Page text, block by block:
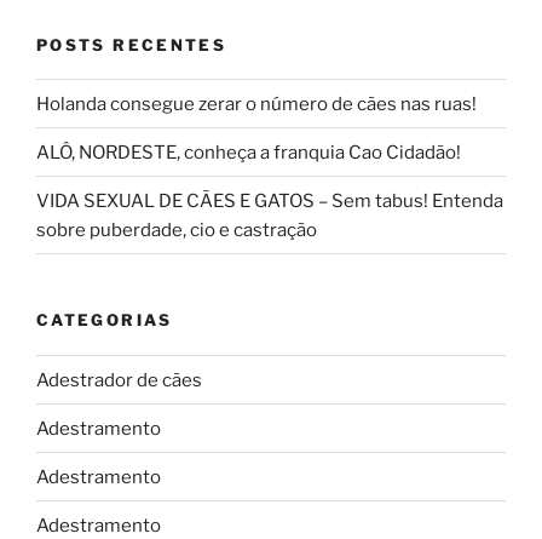
POSTS RECENTES
Holanda consegue zerar o número de cães nas ruas!
ALÔ, NORDESTE, conheça a franquia Cao Cidadão!
VIDA SEXUAL DE CÃES E GATOS – Sem tabus! Entenda
sobre puberdade, cio e castração
CATEGORIAS
Adestrador de cães
Adestramento
Adestramento
Adestramento